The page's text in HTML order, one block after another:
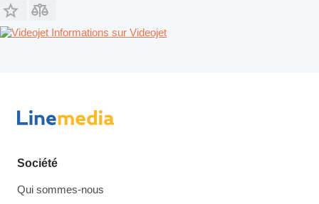
Informations sur Videojet
Société
Qui sommes-nous